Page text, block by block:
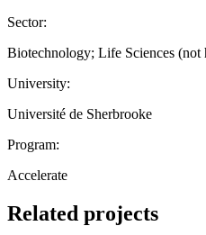
Sector:
Biotechnology; Life Sciences (not
University:
Université de Sherbrooke
Program:
Accelerate
Related projects